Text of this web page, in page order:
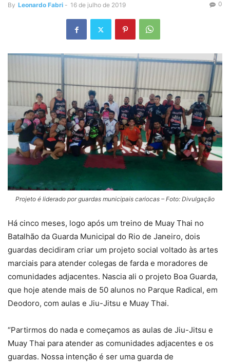
By Leonardo Fabri - 16 de julho de 2019 0
Projeto é liderado por guardas municipais cariocas – Foto: Divulgação
Há cinco meses, logo após um treino de Muay Thai no
Batalhão da Guarda Municipal do Rio de Janeiro, dois
guardas decidiram criar um projeto social voltado às artes
marciais para atender colegas de farda e moradores de
comunidades adjacentes. Nascia ali o projeto Boa Guarda,
que hoje atende mais de 50 alunos no Parque Radical, em
Deodoro, com aulas e Jiu-Jitsu e Muay Thai.
“Partirmos do nada e começamos as aulas de Jiu-Jitsu e
Muay Thai para atender as comunidades adjacentes e os
guardas. Nossa intenção é ser uma guarda de